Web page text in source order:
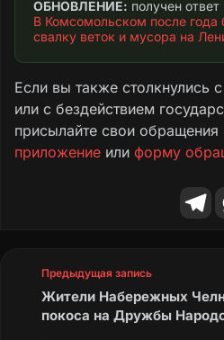
управлению МКД на
скошенная трава не
территории). О покосе
а убрать территорию
нужным. Фото
скошенной травой
строения сараев. В
строения, для
привлекались службы
ОБНОВЛЕНИЕ:
В Комсомольском после года
свалку веток и мусора на
Если вы также столкнулись
или с бездействием
присылайте свои обращения
приложение или форму
Предыдущая запись
Жители Набережных
покоса на Дружбы